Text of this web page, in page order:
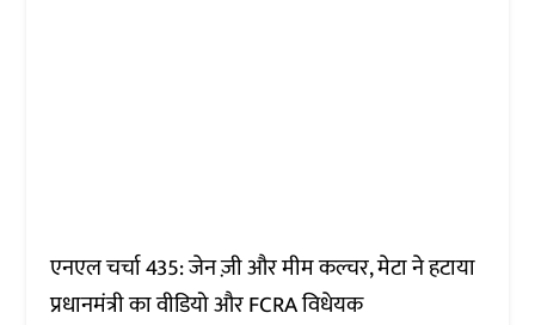
एनएल चर्चा 435: जेन ज़ी और मीम कल्चर, मेटा ने हटाया
प्रधानमंत्री का वीडियो और FCRA विधेयक